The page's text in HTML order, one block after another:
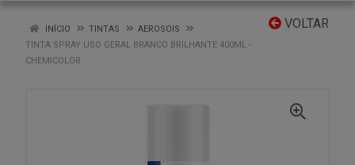
VOLTAR
INÍCIO TINTAS
AEROSOIS
TINTA SPRAY USO GERAL BRANCO BRILHANTE 400ML -
CHEMICOLOR